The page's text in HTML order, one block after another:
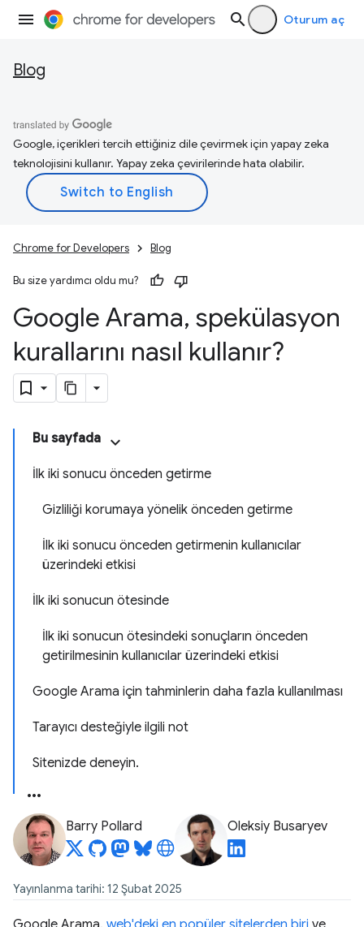
Oturum aç
Blog
Google, içerikleri tercih ettiğiniz dile çevirmek için yapay zeka
teknolojisini kullanır. Yapay zeka çevirilerinde hata olabilir.
Chrome for Developers Blog
Bu size yardımcı oldu mu?
Google Arama, spekülasyon
kurallarını nasıl kullanır?
Bu sayfada
İlk iki sonucu önceden getirme
Gizliliği korumaya yönelik önceden getirme
İlk iki sonucu önceden getirmenin kullanıcılar
üzerindeki etkisi
İlk iki sonucun ötesinde
İlk iki sonucun ötesindeki sonuçların önceden
getirilmesinin kullanıcılar üzerindeki etkisi
Google Arama için tahminlerin daha fazla kullanılması
Tarayıcı desteğiyle ilgili not
Sitenizde deneyin.
Barry Pollard Oleksiy Busaryev
Yayınlanma tarihi: 12 Şubat 2025